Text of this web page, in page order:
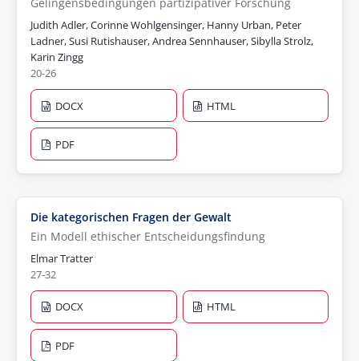
Judith Adler, Corinne Wohlgensinger, Hanny Urban, Peter
Ladner, Susi Rutishauser, Andrea Sennhauser, Sibylla Strolz,
Karin Zingg
20-26
DOCX HTML
PDF
Die kategorischen Fragen der Gewalt
Ein Modell ethischer Entscheidungsfindung
Elmar Tratter
27-32
DOCX HTML
PDF